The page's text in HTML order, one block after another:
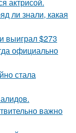
ли знали, какая
выиграл $273
официально
стала
важно